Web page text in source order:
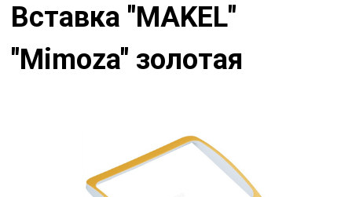
Вставка "MAKEL"
"Mimoza" золотая